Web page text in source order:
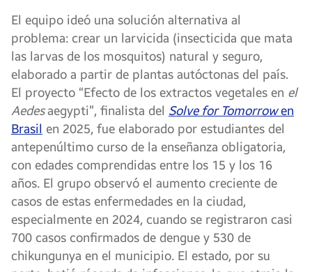
El equipo ideó una solución alternativa al
problema: crear un larvicida (insecticida que mata
las larvas de los mosquitos) natural y seguro,
elaborado a partir de plantas autóctonas del país.
El proyecto “Efecto de los extractos vegetales en el
Aedesaegypti”, finalista del Solve for Tomorrowen
Brasil en 2025, fue elaborado por estudiantes del
antepenúltimo curso de la enseñanza obligatoria,
con edades comprendidas entre los 15 y los 16
años. El grupo observó el aumento creciente de
casos de estas enfermedades en la ciudad,
especialmente en 2024, cuando se registraron casi
700 casos confirmados de dengue y 530 de
chikungunya en el municipio. El estado, por su